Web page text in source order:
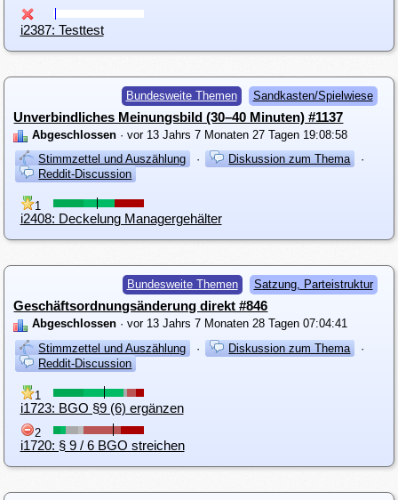
i2387: Testtest
Bundesweite Themen Sandkasten/Spielwiese
Unverbindliches Meinungsbild (30–40 Minuten) #1137
Abgeschlossen · vor 13 Jahrs 7 Monaten 27 Tagen 19:08:58
Stimmzettel und Auszählung
· Diskussion zum Thema
·
Reddit-Discussion
1
i2408: Deckelung Managergehälter
Bundesweite Themen Satzung, Parteistruktur
Geschäftsordnungsänderung direkt #846
Abgeschlossen · vor 13 Jahrs 7 Monaten 28 Tagen 07:04:41
Stimmzettel und Auszählung
· Diskussion zum Thema
·
Reddit-Discussion
1
i1723: BGO §9 (6) ergänzen
2
i1720: § 9 / 6 BGO streichen